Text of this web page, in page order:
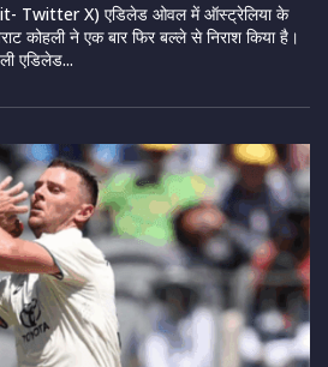
Twitter X) एडिलेड ओवल में ऑस्ट्रेलिया के
कोहली ने एक बार फिर बल्ले से निराश किया है।
एडिलेड...